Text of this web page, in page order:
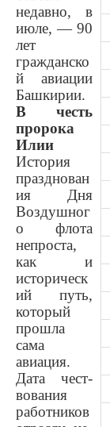
недавно, в
июле, — 90
лет
гражданско
й авиации
Башкирии.
В честь
пророка
Илии
История
празднован
ия Дня
Воздушног
о флота
непроста,
как и
историческ
ий путь,
который
прошла
сама
авиация.
Дата чест­
вования
работников